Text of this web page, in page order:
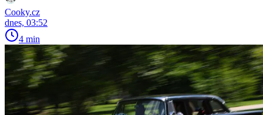
Cooky.cz
dnes, 03:52
4 min